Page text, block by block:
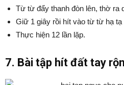
Từ từ đẩy thanh đòn lên, thờ ra
Giữ 1 giây rồi hít vào từ từ hạ
Thực hiện 12 lần lặp.
7. Bài tập hít đất tay